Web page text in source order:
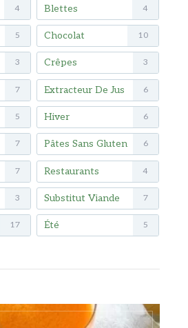
4 Blettes 4
5 Chocolat 10
3 Crêpes 3
7 Extracteur De Jus 6
5 Hiver 6
7 Pâtes Sans Gluten 6
7 Restaurants 4
3 Substitut Viande 7
17 Été 5